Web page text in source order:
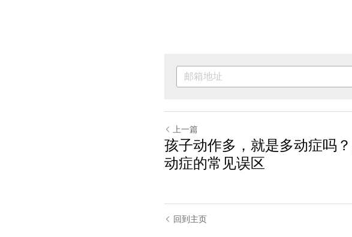
上一篇
孩子动作多，就是多动症吗
动症的常见误区
回到主页